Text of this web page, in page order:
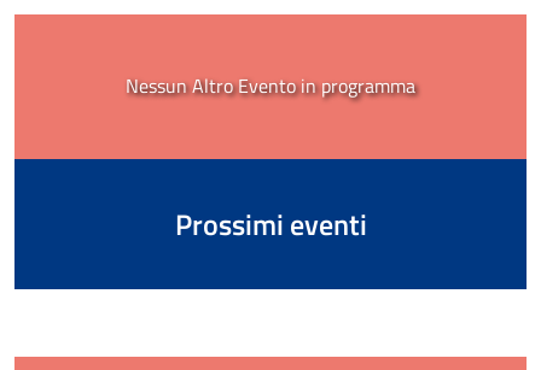
Nessun Altro Evento in programma
Prossimi eventi